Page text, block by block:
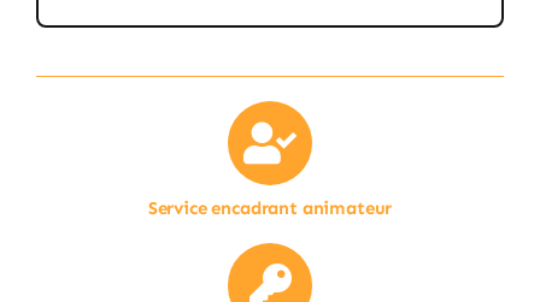
Service encadrant animateur